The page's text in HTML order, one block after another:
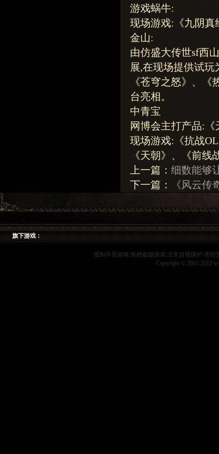
游戏蜗牛:
现场游戏:《九阴真
金山:
由仿盛大传世sf西
展,在现场提供试
《苍穹之怒》、
台亮相。
中青宝
网博会主打产品:《
现场游戏:《抗战
《天朝》、《前
上一篇： 细数能够
下一篇：
《风云
旗下游戏：
抵制不良游戏 拒绝盗版游戏 注意自我保护 谨
Copyright © 2001-2012